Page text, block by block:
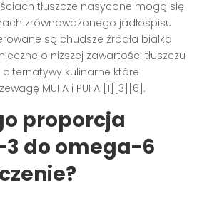
tłuszcze nasycone mogą się
zrównoważonego jadłospisu
są chudsze źródła białka
o niższej zawartości tłuszczu
kulinarne które
MUFA i PUFA [1][3][6].
proporcja
do omega-6